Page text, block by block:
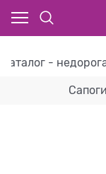
Каталог -